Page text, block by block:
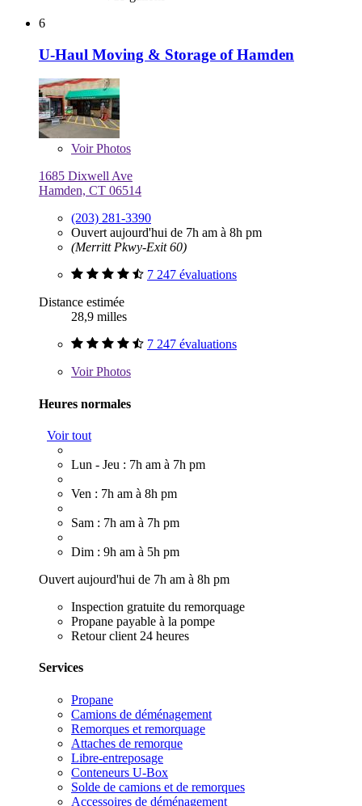
6
U-Haul Moving & Storage of Hamden
VoirPhotos
1685 Dixwell Ave
Hamden, CT 06514
(203) 281-3390
Ouvert aujourd'hui de 7h am à 8h pm
(Merritt Pkwy-Exit 60)
7 247 évaluations
Distance estimée
28,9 milles
7 247 évaluations
VoirPhotos
Heures normales
Voir tout
Lun - Jeu : 7h am à 7h pm
Ven : 7h am à 8h pm
Sam : 7h am à 7h pm
Dim : 9h am à 5h pm
Ouvert aujourd'hui de 7h am à 8h pm
Inspection gratuite du remorquage
Propane payable à la pompe
Retour client 24 heures
Services
Propane
Camions de déménagement
Remorques et remorquage
Attaches de remorque
Libre-entreposage
Conteneurs U-Box
Solde de camions et de remorques
Accessoires de déménagement